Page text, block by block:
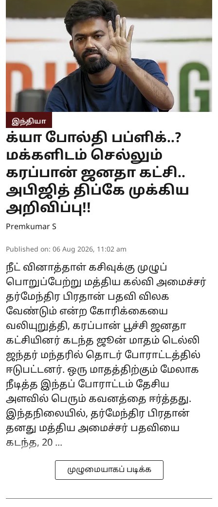
இந்தியா
க்யா போல்தி பப்ளிக்..?
மக்களிடம் செல்லும்
கரப்பான் ஜனதா கட்சி..
அபிஜித் திப்கே முக்கிய
அறிவிப்பு!!
Premkumar S
Published on: 06 Aug 2026, 11:02 am
நீட் வினாத்தாள் கசிவுக்கு முழுப்
பொறுப்பேற்று மத்திய கல்வி அமைச்சர்
தர்மேந்திர பிரதான் பதவி விலக
வேண்டும் என்ற கோரிக்கையை
வலியுறுத்தி, கரப்பான் பூச்சி ஜனதா
கட்சியினர் கடந்த ஜூன் மாதம் டெல்லி
ஜந்தர் மந்தரில் தொடர் போராட்டத்தில்
ஈடுபட்டனர். ஒரு மாதத்திற்கும் மேலாக
நீடித்த இந்தப் போராட்டம் தேசிய
அளவில் பெரும் கவனத்தை ஈர்த்தது.
இந்தநிலையில், தர்மேந்திர பிரதான்
தனது மத்திய அமைச்சர் பதவியை
கடந்த, 20 ...
முழுமையாகப் படிக்க